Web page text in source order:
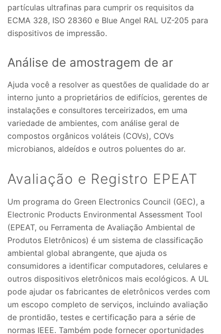
partículas ultrafinas para cumprir os requisitos da
ECMA 328, ISO 28360 e Blue Angel RAL UZ-205 para
dispositivos de impressão.
Análise de amostragem de ar
Ajuda você a resolver as questões de qualidade do ar
interno junto a proprietários de edifícios, gerentes de
instalações e consultores terceirizados, em uma
variedade de ambientes, com análise geral de
compostos orgânicos voláteis (COVs), COVs
microbianos, aldeídos e outros poluentes do ar.
Avaliação e Registro EPEAT
Um programa do Green Electronics Council (GEC), a
Electronic Products Environmental Assessment Tool
(EPEAT, ou Ferramenta de Avaliação Ambiental de
Produtos Eletrônicos) é um sistema de classificação
ambiental global abrangente, que ajuda os
consumidores a identificar computadores, celulares e
outros dispositivos eletrônicos mais ecológicos. A UL
pode ajudar os fabricantes de eletrônicos verdes com
um escopo completo de serviços, incluindo avaliação
de prontidão, testes e certificação para a série de
normas IEEE. Também pode fornecer oportunidades